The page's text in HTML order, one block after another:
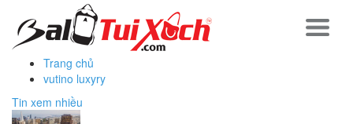
Trang chủ
vutino luxyry
Tin xem nhiều